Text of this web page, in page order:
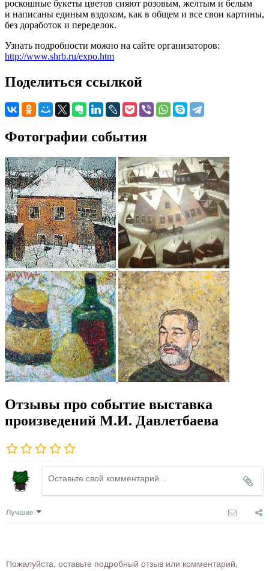
роскошные букеты цветов сияют розовым, желтым и белым
и написаны единым вздохом, как в общем и все свои картины,
без доработок и переделок.
Узнать подробности можно на сайте организаторов:
http://www.shrb.ru/expo.htm
Поделиться ссылкой
Фотографии события
Отзывы про событие выставка
произведений М.И. Давлетбаева
Лучшие
Пожалуйста, оставьте подробный отзыв или комментарий,